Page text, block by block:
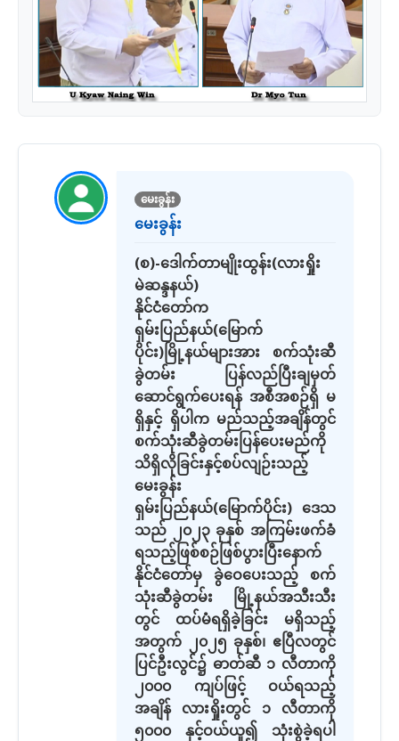
မေးခွန်း
မေးခွန်း
(စ)-ဒေါက်တာမျိုးထွန်း(လားရှိုး
မဲဆန္ဒနယ်)
နိုင်ငံတော်က
ရှမ်းပြည်နယ်(မြောက်
ပိုင်း)မြို့နယ်များအား စက်သုံးဆီ
ခွဲတမ်း ပြန်လည်ပြီးချမှတ်
ဆောင်ရွက်ပေးရန် အစီအစဉ်ရှိ မ
ရှိနှင့် ရှိပါက မည်သည့်အချိန်တွင်
စက်သုံးဆီခွဲတမ်းပြန်ပေးမည်ကို
သိရှိလိုခြင်းနှင့်စပ်လျဉ်းသည့်
မေးခွန်း
ရှမ်းပြည်နယ်(မြောက်ပိုင်း) ဒေသ
သည် ၂၀၂၃ ခုနှစ် အကြမ်းဖက်ခံ
ရသည့်ဖြစ်စဉ်ဖြစ်ပွားပြီးနောက်
နိုင်ငံတော်မှ ခွဲဝေပေးသည့် စက်
သုံးဆီခွဲတမ်း မြို့နယ်အသီးသီး
တွင် ထပ်မံရရှိခဲ့ခြင်း မရှိသည့်
အတွက် ၂၀၂၅ ခုနှစ်၊ ဧပြီလတွင်
ပြင်ဦးလွင်၌ ဓာတ်ဆီ ၁ လီတာကို
၂၀၀၀ ကျပ်ဖြင့် ဝယ်ရသည့်
အချိန် လားရှိုးတွင် ၁ လီတာကို
၅၀၀၀ နှင့်ဝယ်ယူ၍ သုံးစွဲခဲ့ရပါ